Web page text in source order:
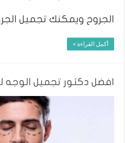
الجروح ويمكنك تجميل
أكمل القراءة »
افضل دكتور تجميل الوجه